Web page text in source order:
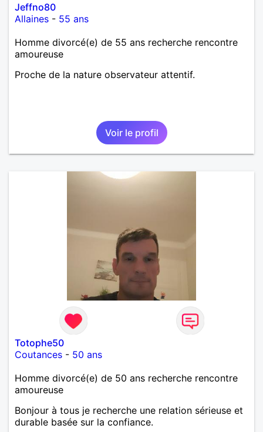
Jeffno80
Allaines - 55 ans
Homme divorcé(e) de 55 ans recherche rencontre
amoureuse
Proche de la nature observateur attentif.
Voir le profil
Totophe50
Coutances - 50 ans
Homme divorcé(e) de 50 ans recherche rencontre
amoureuse
Bonjour à tous je recherche une relation sérieuse et
durable basée sur la confiance.